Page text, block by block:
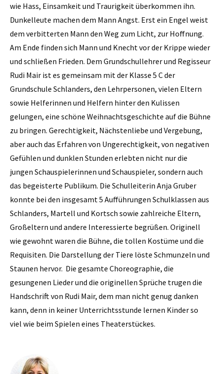
wie Hass, Einsamkeit und Traurigkeit überkommen ihn.
Dunkelleute machen dem Mann Angst. Erst ein Engel weist
dem verbitterten Mann den Weg zum Licht, zur Hoffnung.
Am Ende finden sich Mann und Knecht vor der Krippe wieder
und schließen Frieden. Dem Grundschullehrer und Regisseur
Rudi Mair ist es gemeinsam mit der Klasse 5 C der
Grundschule Schlanders, den Lehrpersonen, vielen Eltern
sowie Helferinnen und Helfern hinter den Kulissen
gelungen, eine schöne Weihnachtsgeschichte auf die Bühne
zu bringen. Gerechtigkeit, Nächstenliebe und Vergebung,
aber auch das Erfahren von Ungerechtigkeit, von negativen
Gefühlen und dunklen Stunden erlebten nicht nur die
jungen Schauspielerinnen und Schauspieler, sondern auch
das begeisterte Publikum. Die Schulleiterin Anja Gruber
konnte bei den insgesamt 5 Aufführungen Schulklassen aus
Schlanders, Martell und Kortsch sowie zahlreiche Eltern,
Großeltern und andere Interessierte begrüßen. Originell
wie gewohnt waren die Bühne, die tollen Kostüme und die
Requisiten. Die Darstellung der Tiere löste Schmunzeln und
Staunen hervor. Die gesamte Choreographie, die
gesungenen Lieder und die originellen Sprüche trugen die
Handschrift von Rudi Mair, dem man nicht genug danken
kann, denn in keiner Unterrichtsstunde lernen Kinder so
viel wie beim Spielen eines Theaterstückes.